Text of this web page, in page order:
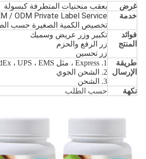
غرض
بعقب منحنيات المتطرفة كبسولة
خدمة
تخصيص الكمية الصغيرة حسب
فوائد
المنتج
تكبير وزر عريض وسميك
زر الرفع والحزم
زر تحسين
طريقة
الإرسال
1. Express ، مثل TNT ، DHL ، FedEx ، UPS ، EMS
2. الشحن الجوي
3. الشحن
نكهة حسب الطلب